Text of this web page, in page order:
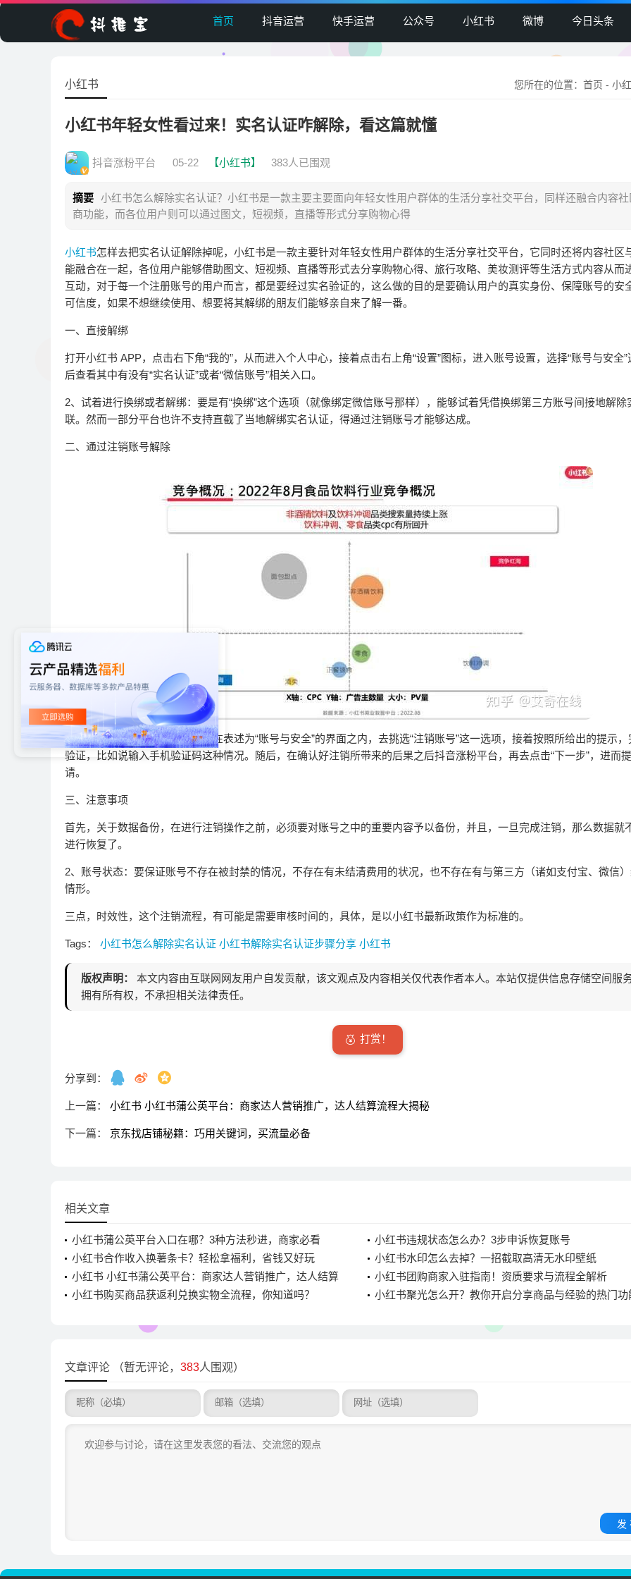
首页 抖音运营 快手运营 公众号 小红书 微博 今日头条
您所在的位置： 首页 - 小
小红书
小红书年轻女性看过来！实名认证咋解除，看这篇就懂
抖音涨粉平台 05-22 【小红书】 383人已围观
摘要 小红书怎么解除实名认证？小红书是一款主要主要面向年轻女性用户群体的生活分享社交平台，同样还融合内容
商功能，而各位用户则可以通过图文，短视频，直播等形式分享购物心得
小红书怎样去把实名认证解除掉呢，小红书是一款主要针对年轻女性用户群体的生活分享社交平台，它同时还将内容社区
能融合在一起，各位用户能够借助图文、短视频、直播等形式去分享购物心得、旅行攻略、美妆测评等生活方式内容从而
互动，对于每一个注册账号的用户而言，都是要经过实名验证的，这么做的目的是要确认用户的真实身份、保障账号的安
可信度，如果不想继续使用、想要将其解绑的朋友们能够亲自来了解一番。
一、直接解绑
打开小红书 APP，点击右下角“我的”，从而进入个人中心，接着点击右上角“设置”图标，进入账号设置，选择“账号与安全
后查看其中有没有“实名认证”或者“微信账号”相关入口。
2、试着进行换绑或者解绑：要是有“换绑”这个选项（就像绑定微信账号那样），能够试着凭借换绑第三方账号间接地解除
联。然而一部分平台也许不支持直截了当地解绑实名认证，得通过注销账号才能够达成。
二、通过注销账号解除
首先，要提交注销申请，那应当在表述为“账号与安全”的界面之内，去挑选“注销账号”这一选项，接着按照所给出的提示
验证，比如说输入手机验证码这种情况。随后，在确认好注销所带来的后果之后抖音涨粉平台，再去点击“下一步”，进而
请。
三、‌注意事项‌
首先，关于数据备份，在进行注销操作之前，必须要对账号之中的重要内容予以备份，并且，一旦完成注销，那么数据就
进行恢复了。
2、账号状态：要保证账号不存在被封禁的情况，不存在有未结清费用的状况，也不存在有与第三方（诸如支付宝、微信
情形。
三点，时效性，这个注销流程，有可能是需要审核时间的，具体，是以小红书最新政策作为标准的。
Tags： 小红书怎么解除实名认证 小红书解除实名认证步骤分享 小红书
版权声明：
本文内容由互联网网友用户自发贡献，该文观点及内容相关仅代表作者本人。本站仅提供信息存储空间服
拥有所有权，不承担相关法律责任。
打赏！
分享到：
上一篇： 小红书 小红书蒲公英平台：商家达人营销推广，达人结算流程大揭秘
下一篇： 京东找店铺秘籍：巧用关键词，买流量必备
相关文章
小红书蒲公英平台入口在哪？3种方法秒进，商家必看
小红书违规状态怎么办？3步申诉恢复账号
小红书合作收入换薯条卡？轻松拿福利，省钱又好玩
小红书水印怎么去掉？一招截取高清无水印壁纸
小红书 小红书蒲公英平台：商家达人营销推广，达人结算
流程大揭秘
小红书团购商家入驻指南！资质要求与流程全解析
小红书购买商品获返利兑换实物全流程，你知道吗？
小红书聚光怎么开？教你开启分享商品与经验的热门功
文章评论 （暂无评论， 383人围观）
发